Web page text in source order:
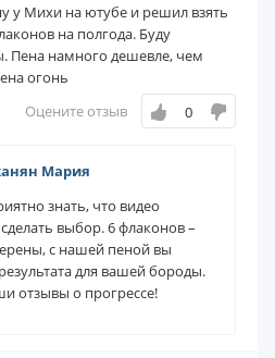
у Михи на ютубе и решил взять
на полгода. Буду
Пена намного дешевле, чем
огонь
Оцените отзыв 0
Мария
знать, что видео
выбор. 6 флаконов –
с нашей пеной вы
для вашей бороды.
отзывы о прогрессе!